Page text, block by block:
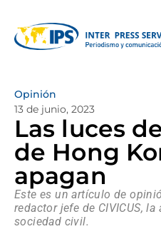
Opinión
13 de junio, 2023
Las luces
de Hong
apagan
Este es un artículo de
redactor jefe de CIVICUS,
sociedad civil.